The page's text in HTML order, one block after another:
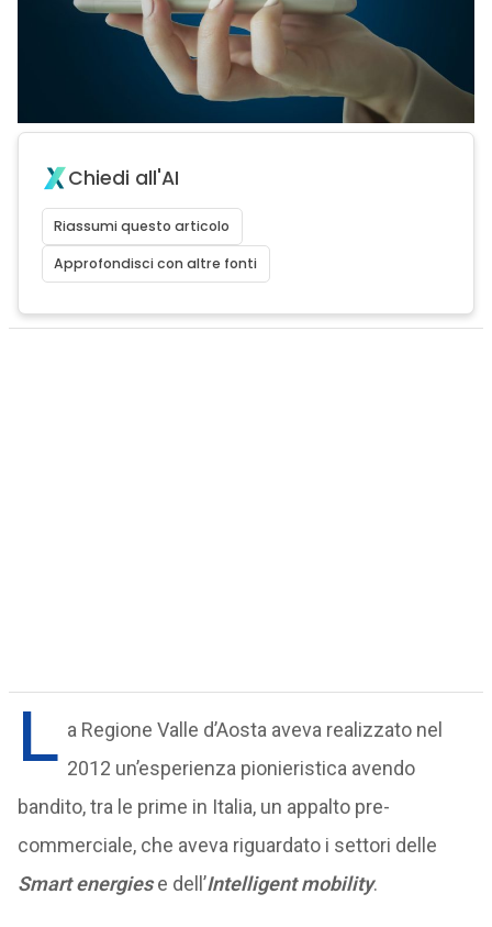
Chiedi all'AI
Riassumi questo articolo
Approfondisci con altre fonti
L a Regione Valle d’Aosta aveva realizzato nel
2012 un’esperienza pionieristica avendo
bandito, tra le prime in Italia, un appalto pre-
commerciale, che aveva riguardato i settori delle
Smart energiese dell’Intelligent mobility.